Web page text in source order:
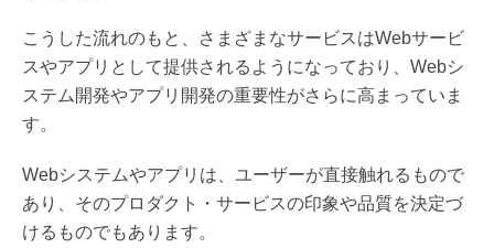
こうした流れのもと、さまざまなサービスはWebサービ
スやアプリとして提供されるようになっており、Webシ
ステム開発やアプリ開発の重要性がさらに高まっていま
す。
Webシステムやアプリは、ユーザーが直接触れるもので
あり、そのプロダクト・サービスの印象や品質を決定づ
けるものでもあります。